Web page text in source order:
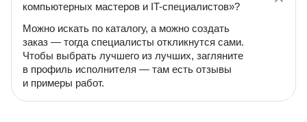
компьютерных мастеров и IT-специалистов»?
Можно искать по каталогу, а можно создать
заказ — тогда специалисты откликнутся сами.
Чтобы выбрать лучшего из лучших, загляните
в профиль исполнителя — там есть отзывы
и примеры работ.